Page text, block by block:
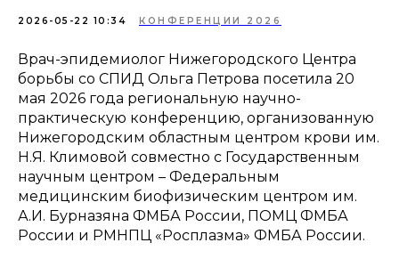
2026-05-22 10:34 КОНФЕРЕНЦИИ 2026
Врач-эпидемиолог Нижегородского Центра
борьбы со СПИД Ольга Петрова посетила 20
мая 2026 года региональную научно-
практическую конференцию, организованную
Нижегородским областным центром крови им.
Н.Я. Климовой совместно с Государственным
научным центром – Федеральным
медицинским биофизическим центром им.
А.И. Бурназяна ФМБА России, ПОМЦ ФМБА
России и РМНПЦ «Росплазма» ФМБА России.